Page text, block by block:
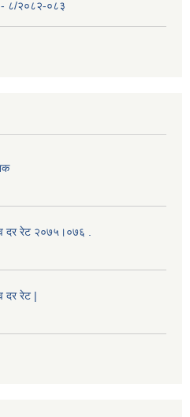
- ८/२०८२-०८३
दर रेट २०७५।०७६ .
दर रेट |